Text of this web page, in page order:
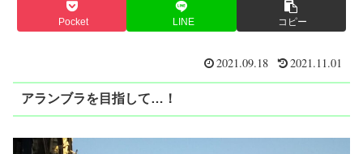
Pocket LINE コピー
2021.09.18 2021.11.01
アランブラを目指して…！